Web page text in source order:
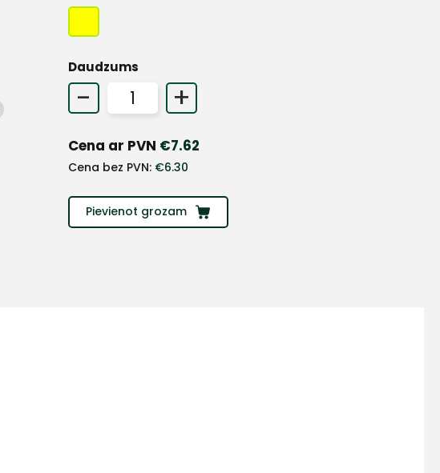
Daudzums
- +
Cena ar PVN €7.62
Cena bez PVN: €6.30
Pievienot grozam